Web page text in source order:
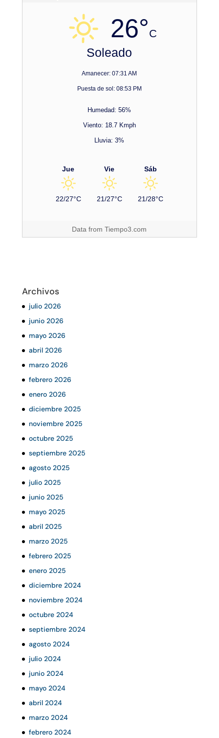
26°C
Soleado
Amanecer: 07:31 AM
Puesta de sol: 08:53 PM
Humedad: 56%
Viento: 18.7 Kmph
Lluvia: 3%
Jue
22/27°C
Vie
21/27°C
Sáb
21/28°C
Data fromTiempo3.com
Archivos
julio 2026
junio 2026
mayo 2026
abril 2026
marzo 2026
febrero 2026
enero 2026
diciembre 2025
noviembre 2025
octubre 2025
septiembre 2025
agosto 2025
julio 2025
junio 2025
mayo 2025
abril 2025
marzo 2025
febrero 2025
enero 2025
diciembre 2024
noviembre 2024
octubre 2024
septiembre 2024
agosto 2024
julio 2024
junio 2024
mayo 2024
abril 2024
marzo 2024
febrero 2024